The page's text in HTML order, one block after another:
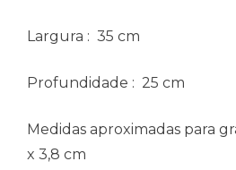
Largura : 35 cm
Profundidade : 25 cm
Medidas aproximadas para
x 3,8 cm